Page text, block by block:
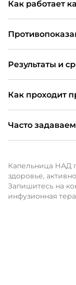
Как работает
Результаты и
Как проходит
Часто
Капельница НАД
здоровье,
Запишитесь на
инфузионная